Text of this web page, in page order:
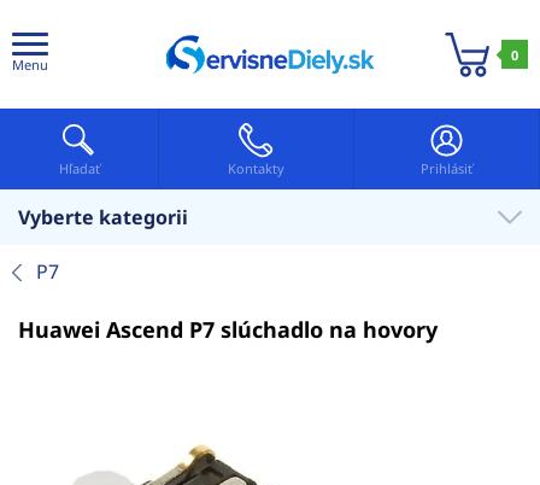
Menu
0
Hľadať Kontakty Prihlásiť
Vyberte kategorii
P7
Huawei Ascend P7 slúchadlo na hovory